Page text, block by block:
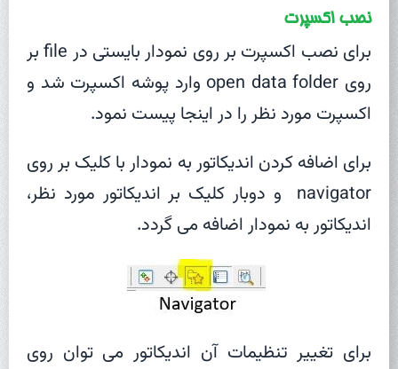
نصب اکسپرت
برای نصب اکسپرت بر روی نمودار بایستی در file بر
روی open data folder وارد پوشه اکسپرت شد و
اکسپرت مورد نظر را در اینجا پیست نمود.
برای اضافه کردن اندیکاتور به نمودار با کلیک بر روی
navigator و دوبار کلیک بر اندیکاتور مورد نظر،
اندیکاتور به نمودار اضافه می گردد.
برای تغییر تنظیمات آن اندیکاتور می توان روی